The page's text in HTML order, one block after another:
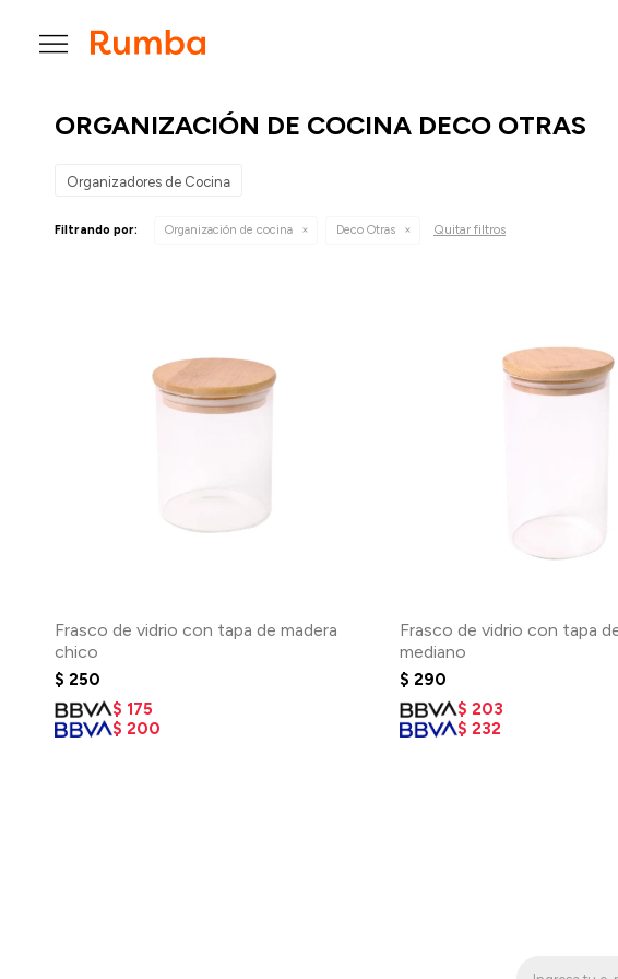

ORGANIZACIÓN DE COCINA DECO OTRAS
Organizadores de Cocina
Filtrando por: Organización de cocina Deco Otras Quitar filtros
Frasco de vidrio con tapa de madera
chico
$ 250
$ 175
$ 200
Frasco de vidrio con tapa
mediano
$ 290
$ 203
$ 232